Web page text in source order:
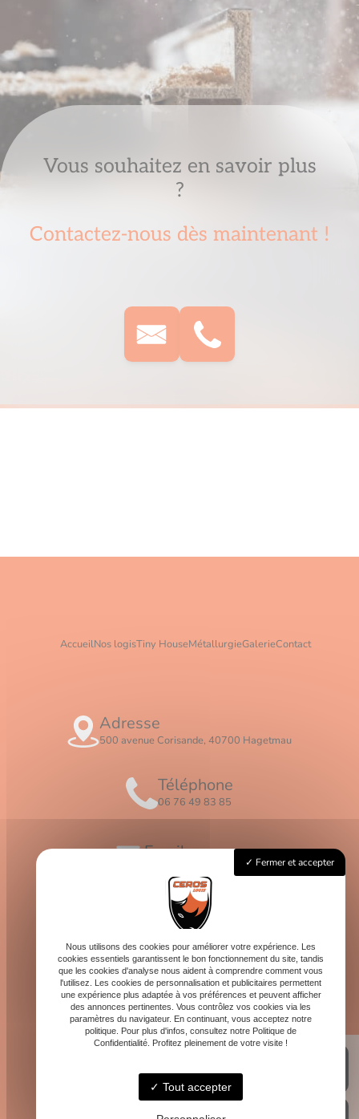
Vous souhaitez en savoir plus
?
Contactez-nous dès maintenant !
AccueilNos logisTiny HouseMétallurgieGalerieContact
Adresse
500 avenue Corisande, 40700 Hagetmau
Téléphone
06 76 49 83 85
Email
contact@logis-ceros.fr
Horaires
Lundi - Vendredi : 8h - 16h
Fermer et accepter
Nous utilisons des cookies pour améliorer votre expérience. Les
cookies essentiels garantissent le bon fonctionnement du site, tandis
que les cookies d'analyse nous aident à comprendre comment vous
l'utilisez. Les cookies de personnalisation et publicitaires permettent
une expérience plus adaptée à vos préférences et peuvent afficher
des annonces pertinentes. Vous contrôlez vos cookies via les
paramètres du navigateur. En continuant, vous acceptez notre
politique. Pour plus d'infos, consultez notre Politique de
Confidentialité. Profitez pleinement de votre visite !
Tout accepter